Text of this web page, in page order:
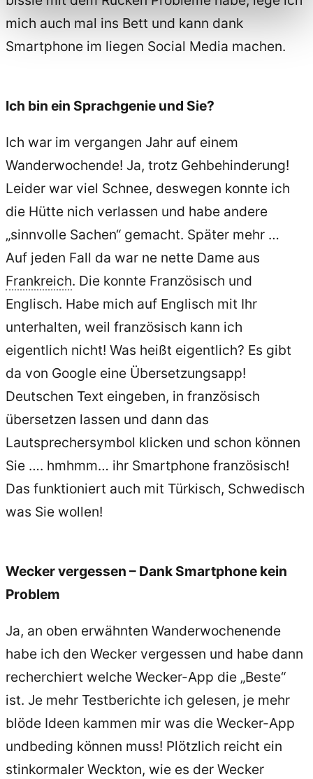
mich auch mal ins Bett und kann dank
Smartphone im liegen Social Media machen.
Ich bin ein Sprachgenie und Sie?
Ich war im vergangen Jahr auf einem
Wanderwochende! Ja, trotz Gehbehinderung!
Leider war viel Schnee, deswegen konnte ich
die Hütte nich verlassen und habe andere
„sinnvolle Sachen“ gemacht. Später mehr …
Auf jeden Fall da war ne nette Dame aus
Frankreich. Die konnte Französisch und
Englisch. Habe mich auf Englisch mit Ihr
unterhalten, weil französisch kann ich
eigentlich nicht! Was heißt eigentlich? Es gibt
da von Google eine Übersetzungsapp!
Deutschen Text eingeben, in französisch
übersetzen lassen und dann das
Lautsprechersymbol klicken und schon können
Sie …. hmhmm… ihr Smartphone französisch!
Das funktioniert auch mit Türkisch, Schwedisch
was Sie wollen!
Wecker vergessen – Dank Smartphone kein
Problem
Ja, an oben erwähnten Wanderwochenende
habe ich den Wecker vergessen und habe dann
recherchiert welche Wecker-App die „Beste“
ist. Je mehr Testberichte ich gelesen, je mehr
blöde Ideen kammen mir was die Wecker-App
undbeding können muss! Plötzlich reicht ein
stinkormaler Weckton, wie es der Wecker